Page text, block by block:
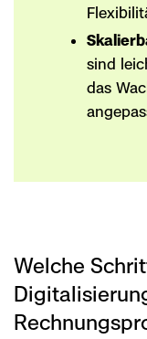
sind
das
Welche